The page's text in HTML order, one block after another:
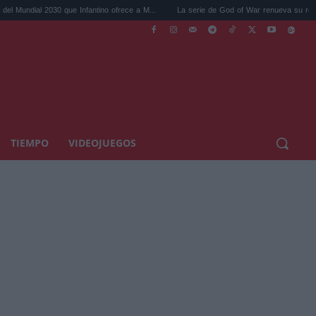
que Infantino ofrece a M... La serie de God of War renueva su reparto: Dave
TIEMPO VIDEOJUEGOS